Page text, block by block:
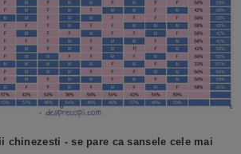
chinezesti - se pare ca sansele cele mai